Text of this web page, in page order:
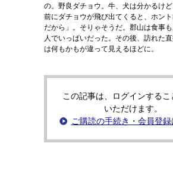
の。野良ダチョウ。牛、犬は分かるけ
前にダチョウが飛び出てくると、ホン
だから」。そりゃそうだ。郡山は食事
人でいっぱいだった。その後、訪れた
は何もかもが違って見えるほどに。
この記事は、ログインする
いただけます。
ご購読の手続き・会員登録